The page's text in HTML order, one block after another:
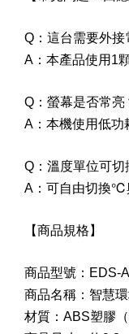
Q：這台需要外接
A：本產品使用1
Q：螢幕是否常亮
A：本機使用低功
Q：溫度單位可切
A：可自由切換℃
【商品規格】
商品型號：EDS-
商品名稱：智慧
材質：ABS塑膠